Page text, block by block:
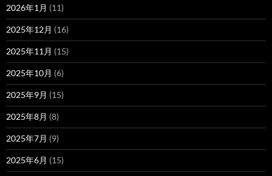
2026年1月 (11)
2025年12月 (16)
2025年11月 (15)
2025年10月 (6)
2025年9月 (15)
2025年8月 (8)
2025年7月 (9)
2025年6月 (15)